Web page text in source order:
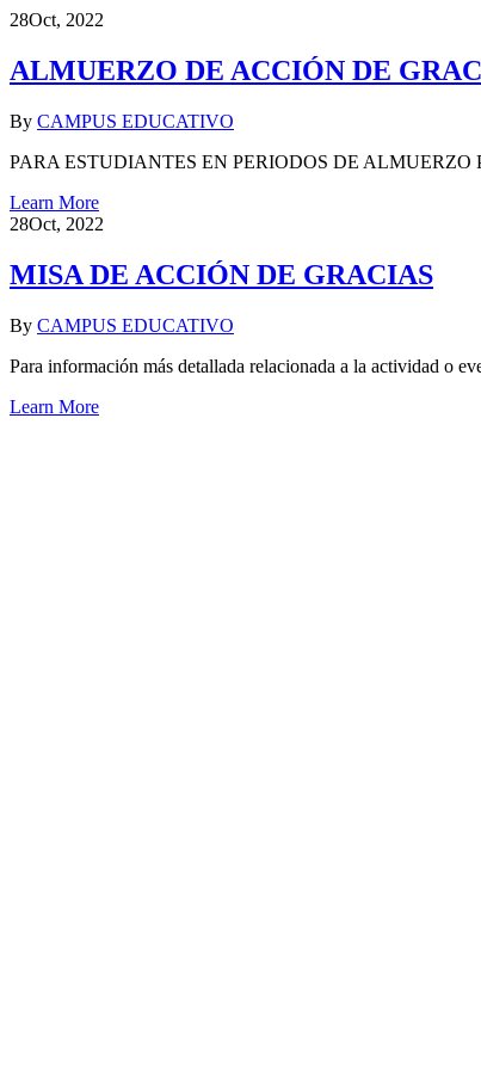
28Oct, 2022
ALMUERZO DE ACCIÓN DE
By CAMPUS EDUCATIVO
PARA ESTUDIANTES EN PERIODOS DE ALMUERZO
Learn More
28Oct, 2022
MISA DE ACCIÓN DE GRACIAS
By CAMPUS EDUCATIVO
Para información más detallada relacionada a la actividad o
Learn More